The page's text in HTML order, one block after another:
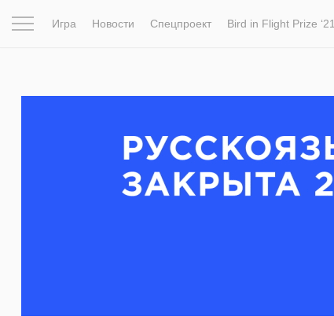
Игра Новости Спецпроект Bird in Flight Prize ‘21